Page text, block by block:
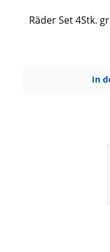
Räder Set 4Stk.
In